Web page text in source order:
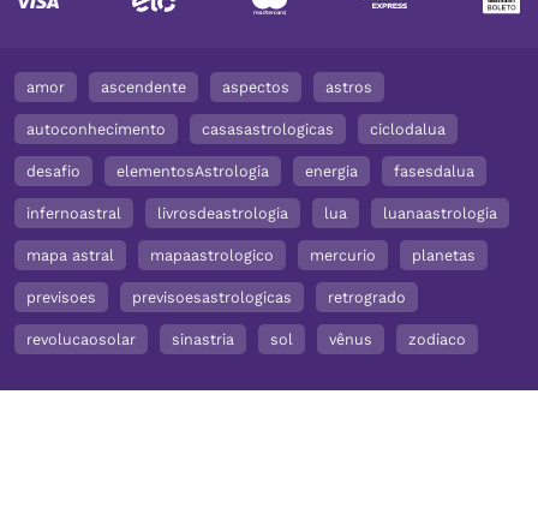
amor ascendente aspectos astros
autoconhecimento casasastrologicas ciclodalua
desafio elementosAstrologia energia fasesdalua
infernoastral livrosdeastrologia lua luanaastrologia
mapa astral mapaastrologico mercurio planetas
previsoes previsoesastrologicas retrogrado
revolucaosolar sinastria sol vênus zodiaco